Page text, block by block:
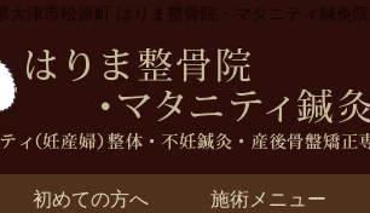
大津市松原町 はりま整骨院・マタニティ鍼灸院
初めての方へ 施術メニュー